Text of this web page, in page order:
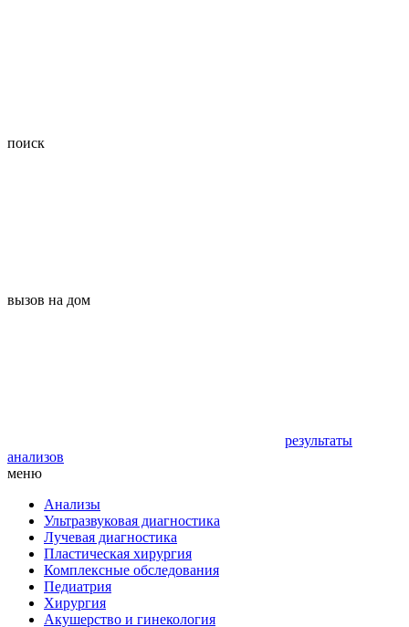
поиск
вызов на дом
результаты
анализов
меню
Анализы
Ультразвуковая диагностика
Лучевая диагностика
Пластическая хирургия
Комплексные обследования
Педиатрия
Хирургия
Акушерство и гинекология